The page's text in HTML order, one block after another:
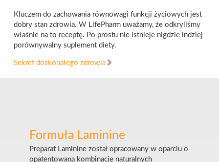
Kluczem do zachowania równowagi funkcji życiowych jest
dobry stan zdrowia. W LifePharm uważamy, że odkryliśmy
właśnie na to receptę. Po prostu nie istnieje nigdzie indziej
porównywalny suplement diety.
Sekret doskonałego zdrowia
Formuła Laminine
Preparat Laminine został opracowany w oparciu o
opatentowaną kombinację naturalnych